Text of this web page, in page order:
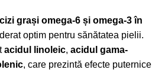
grași omega-6 și omega-3 în
optim pentru sănătatea pielii.
acidul linoleic, acidul gama-
, care prezintă efecte puternice